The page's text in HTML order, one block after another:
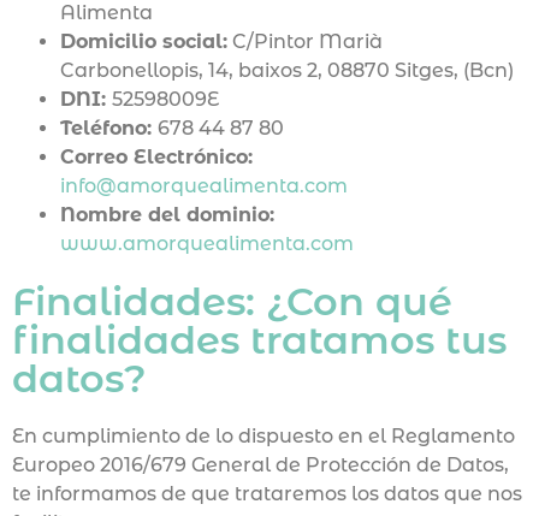
Alimenta
Domicilio social: C/Pintor Marià
Carbonellopis, 14, baixos 2, 08870 Sitges, (Bcn)
DNI: 52598009E
Teléfono: 678 44 87 80
Correo Electrónico:
info@amorquealimenta.com
Nombre del dominio:
www.amorquealimenta.com
Finalidades: ¿Con qué
finalidades tratamos tus
datos?
En cumplimiento de lo dispuesto en el Reglamento
Europeo 2016/679 General de Protección de Datos,
te informamos de que trataremos los datos que nos